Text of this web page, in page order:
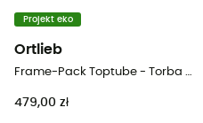
Projekt eko
Ortlieb
479,00 zł